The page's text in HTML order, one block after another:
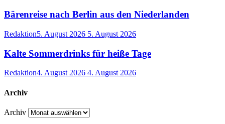
Bärenreise nach Berlin aus den Niederlanden
Redaktion5. August 2026 5. August 2026
Kalte Sommerdrinks für heiße Tage
Redaktion4. August 2026 4. August 2026
Archiv
Archiv